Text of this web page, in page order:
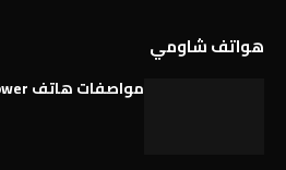
هواتف شاومي
مواصفات هاتف Xiaomi Poco M8 Power كاملة